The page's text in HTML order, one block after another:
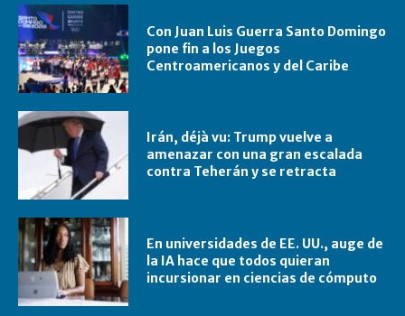
Con Juan Luis Guerra Santo Domingo
pone fin a los Juegos
Centroamericanos y del Caribe
Irán, déjà vu: Trump vuelve a
amenazar con una gran escalada
contra Teherán y se retracta
En universidades de EE. UU., auge de
la IA hace que todos quieran
incursionar en ciencias de cómputo